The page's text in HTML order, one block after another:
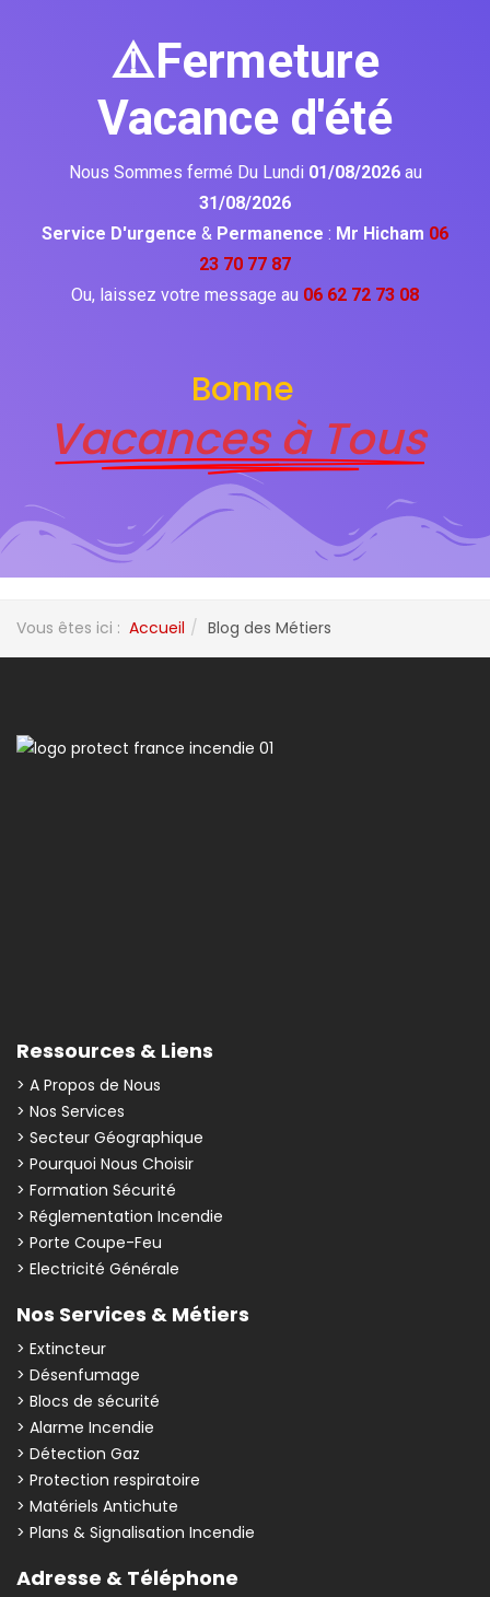
⚠️Fermeture
Vacance d'été
Nous Sommes fermé Du Lundi 01/08/2026 au
31/08/2026
Service D'urgence & Permanence : Mr Hicham 06
23 70 77 87
Ou, laissez votre message au 06 62 72 73 08
Bonne
Vacances à Tous
Vous êtes ici : Accueil Blog des Métiers
Ressources & Liens
> A Propos de Nous
> Nos Services
> Secteur Géographique
> Pourquoi Nous Choisir
> Formation Sécurité
> Réglementation Incendie
> Porte Coupe-Feu
> Electricité Générale
Nos Services & Métiers
> Extincteur
> Désenfumage
> Blocs de sécurité
> Alarme Incendie
> Détection Gaz
> Protection respiratoire
> Matériels Antichute
> Plans & Signalisation Incendie
Adresse & Téléphone